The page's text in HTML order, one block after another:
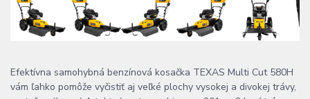
Efektívna samohybná benzínová kosačka TEXAS Multi Cut 580H
vám ľahko pomôže vyčistiť aj veľké plochy vysokej a divokej trávy,